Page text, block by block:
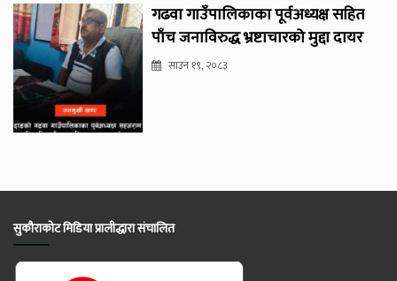
गढवा गाउँपालिकाका पूर्वअध्यक्ष सहित
पाँच जनाविरुद्ध भ्रष्टाचारको मुद्दा दायर
साउन १९, २०८३
सुकौराकोट मिडिया प्रालीद्धारा संचालित